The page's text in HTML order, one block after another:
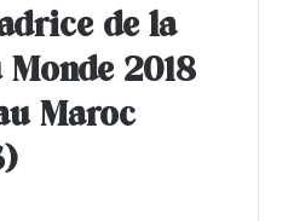
de la
2018
Maroc